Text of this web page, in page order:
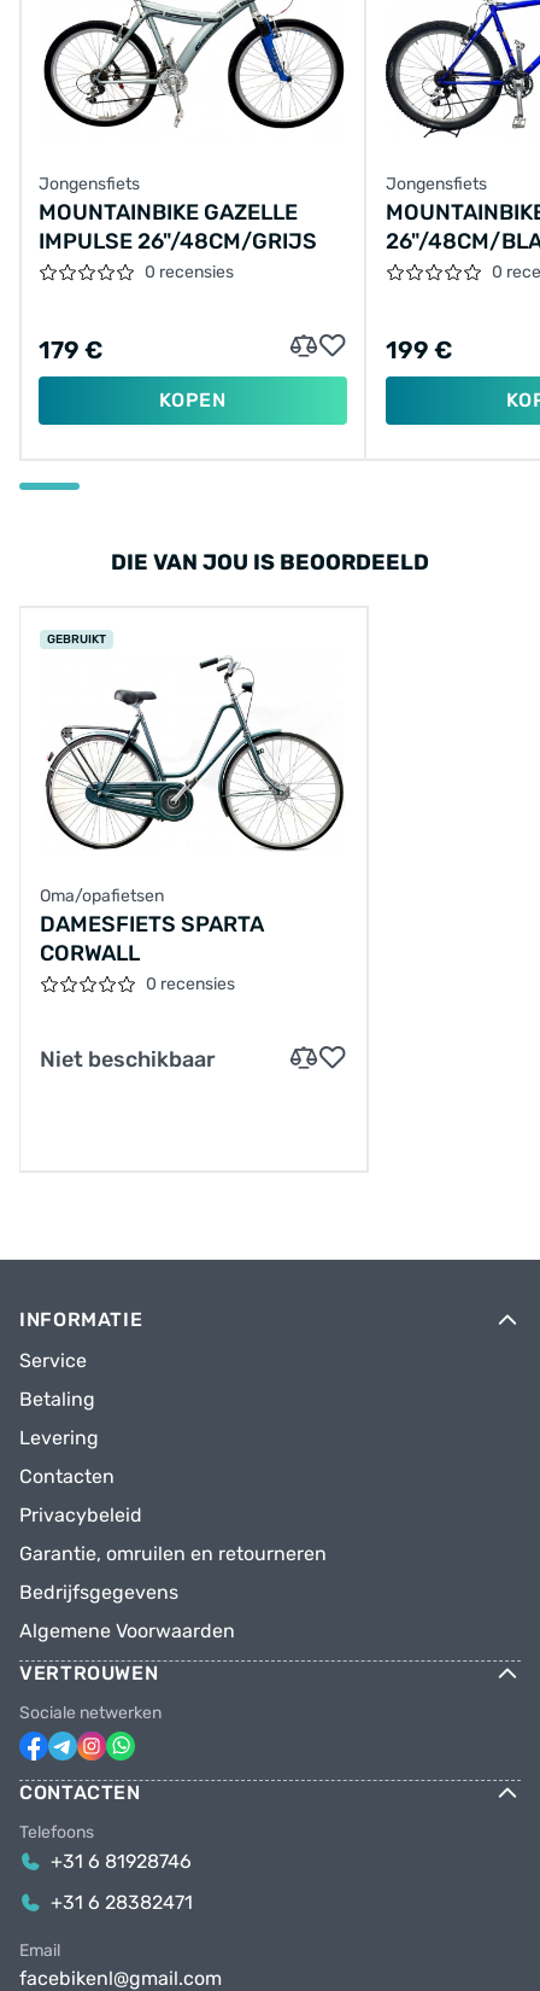
Jongensfiets
MOUNTAINBIKE GAZELLE
IMPULSE 26"/48CM/GRIJS
0 recensies
179 €
KOPEN
Jongensfiets
26"/48CM/
0
199 €
DIE VAN JOU IS BEOORDEELD
GEBRUIKT
Oma/opafietsen
DAMESFIETS SPARTA
CORWALL
0 recensies
Niet beschikbaar
INFORMATIE
Service
Betaling
Levering
Contacten
Privacybeleid
Garantie, omruilen en retourneren
Bedrijfsgegevens
Algemene Voorwaarden
VERTROUWEN
Sociale netwerken
CONTACTEN
Telefoons
+31 6 81928746
+31 6 28382471
Email
facebikenl@gmail.com